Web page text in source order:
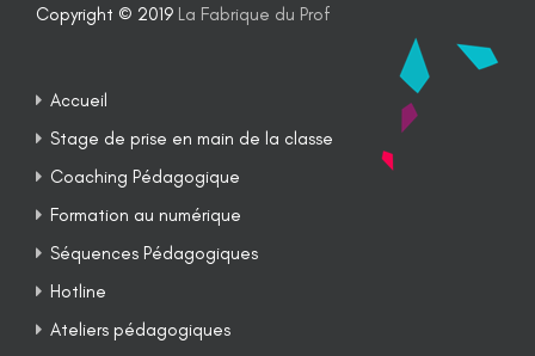
Copyright © 2019 La Fabrique du Prof
Accueil
Stage de prise en main de la classe
Coaching Pédagogique
Formation au numérique
Séquences Pédagogiques
Hotline
Ateliers pédagogiques